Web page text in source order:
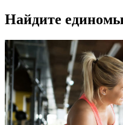
Найдите